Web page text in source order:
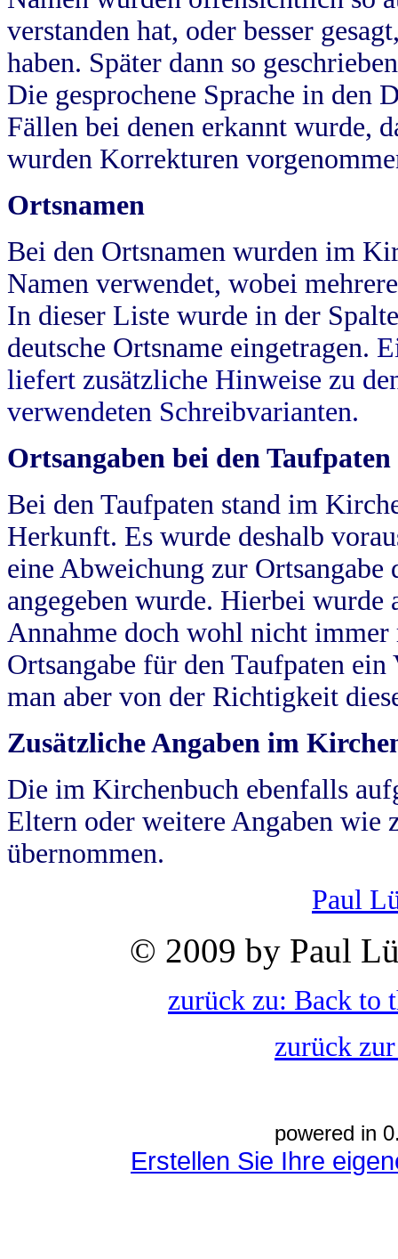
verstanden hat, oder besser
haben. Später dann so
Die gesprochene Sprache in
Fällen bei denen erkannt wurde,
wurden Korrekturen
Ortsnamen
Bei den Ortsnamen wurden im
Namen verwendet, wobei
In dieser Liste wurde in der
deutsche Ortsname eingetragen.
liefert zusätzliche Hinweise zu
verwendeten Schreibvarianten.
Ortsangaben bei den Taufpaten
Bei den Taufpaten stand im
Herkunft. Es wurde deshalb
eine Abweichung zur
angegeben wurde. Hierbei wurde
Annahme doch wohl nicht
Ortsangabe für den Taufpaten
man aber von der Richtigkeit
Zusätzliche Angaben im
Die im Kirchenbuch ebenfalls
Eltern oder weitere Angaben wie
übernommen.
Paul
© 2009 by Paul
zurück zu: Back to
zurück
powered in
Erstellen Sie Ihre